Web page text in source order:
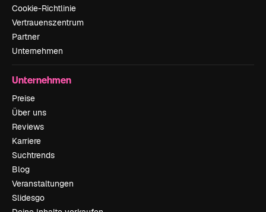
Cookie-Richtlinie
Vertrauenszentrum
Partner
Unternehmen
Unternehmen
Preise
Über uns
Reviews
Karriere
Suchtrends
Blog
Veranstaltungen
Slidesgo